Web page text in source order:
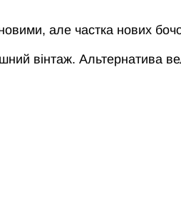
але частка нових
вінтаж. Альтернатива